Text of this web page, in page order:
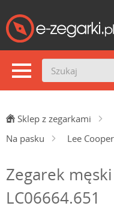
Sklep z zegarkami
Na pasku
Lee
Zegarek
LC06664.651